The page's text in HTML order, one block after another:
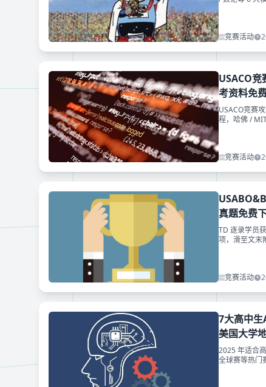
竞赛活动
USACO
考资料免
USACO竞赛
程，哈佛 /
竞赛活动
真题免费
TD 逐录学员
项，滑至文末
竞赛活动
7大高中
美国大学
2025 年适合
全球赛等热门